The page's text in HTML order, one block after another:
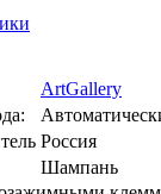
ArtGallery
Россия
Шампань